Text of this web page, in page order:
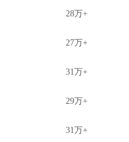
28万+
27万+
31万+
29万+
31万+